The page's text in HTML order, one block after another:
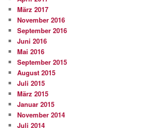
März 2017
November 2016
September 2016
Juni 2016
Mai 2016
September 2015
August 2015
Juli 2015
März 2015
Januar 2015
November 2014
Juli 2014